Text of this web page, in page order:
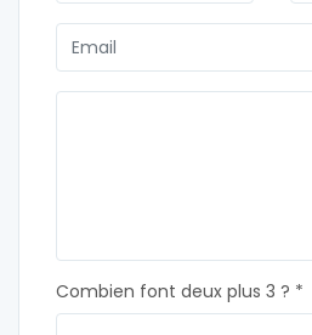
Combien font deux plus 3 ? *